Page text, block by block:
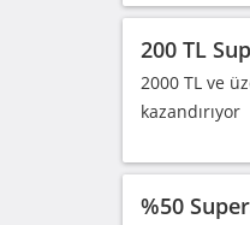
200 TL
2000 TL ve
kazandırıyor
%50